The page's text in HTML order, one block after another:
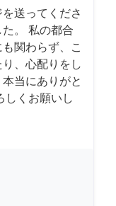
送ってくださ
。 私の都合
関わらず、こ
、心配りをし
当にありがと
しくお願いし